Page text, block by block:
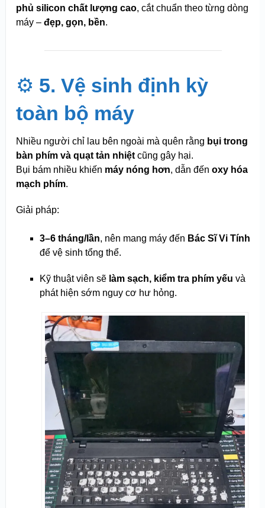
phủ silicon chất lượng cao, cắt chuẩn theo từng dòng
máy – đẹp, gọn, bền.
⚙️ 5. Vệ sinh định kỳ
toàn bộ máy
Nhiều người chỉ lau bên ngoài mà quên rằng bụi trong
bàn phím và quạt tản nhiệtcũng gây hại.
Bụi bám nhiều khiến máy nóng hơn, dẫn đến oxy hóa
mạch phím.
Giải pháp:
3–6 tháng/lần, nên mang máy đến Bác Sĩ Vi Tính
để vệ sinh tổng thể.
Kỹ thuật viên sẽ làm sạch, kiểm tra phím yếu và
phát hiện sớm nguy cơ hư hỏng.